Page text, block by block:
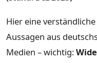
Hier eine
Aussagen aus
Medien – wichtig: